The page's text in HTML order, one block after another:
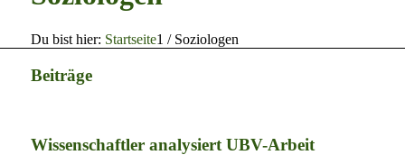
Du bist hier: Startseite1 / Soziologen
Beiträge
Wissenschaftler analysiert UBV-Arbeit